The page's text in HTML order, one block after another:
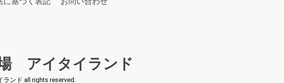
アイタイランド
ンド all rights reserved.